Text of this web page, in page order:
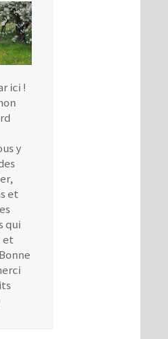
ici !
y
et
qui
et